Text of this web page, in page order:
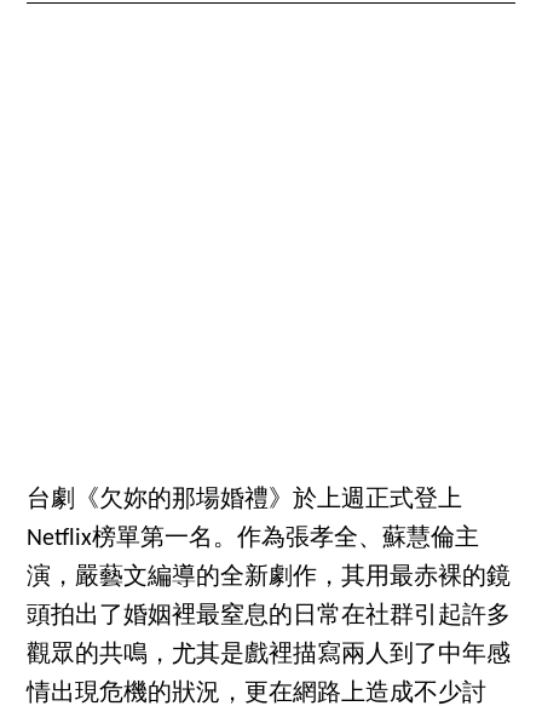
台劇《欠妳的那場婚禮》於上週正式登上
Netflix榜單第一名。作為張孝全、蘇慧倫主
演，嚴藝文編導的全新劇作，其用最赤裸的鏡
頭拍出了婚姻裡最窒息的日常在社群引起許多
觀眾的共鳴，尤其是戲裡描寫兩人到了中年感
情出現危機的狀況，更在網路上造成不少討